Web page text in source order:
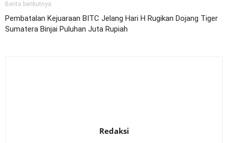
Berita berikutnya
Pembatalan Kejuaraan BITC Jelang Hari H Rugikan Dojang Tiger
Sumatera Binjai Puluhan Juta Rupiah
Redaksi